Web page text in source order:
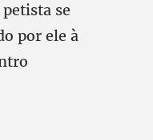
se
por ele à